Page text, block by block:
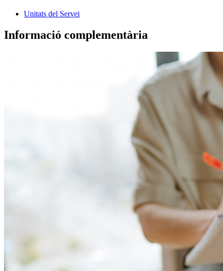
Unitats del Servei
Informació complementària